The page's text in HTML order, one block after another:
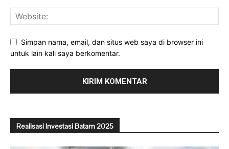
Simpan nama, email, dan situs web saya di browser ini
untuk lain kali saya berkomentar.
Realisasi Investasi Batam 2025